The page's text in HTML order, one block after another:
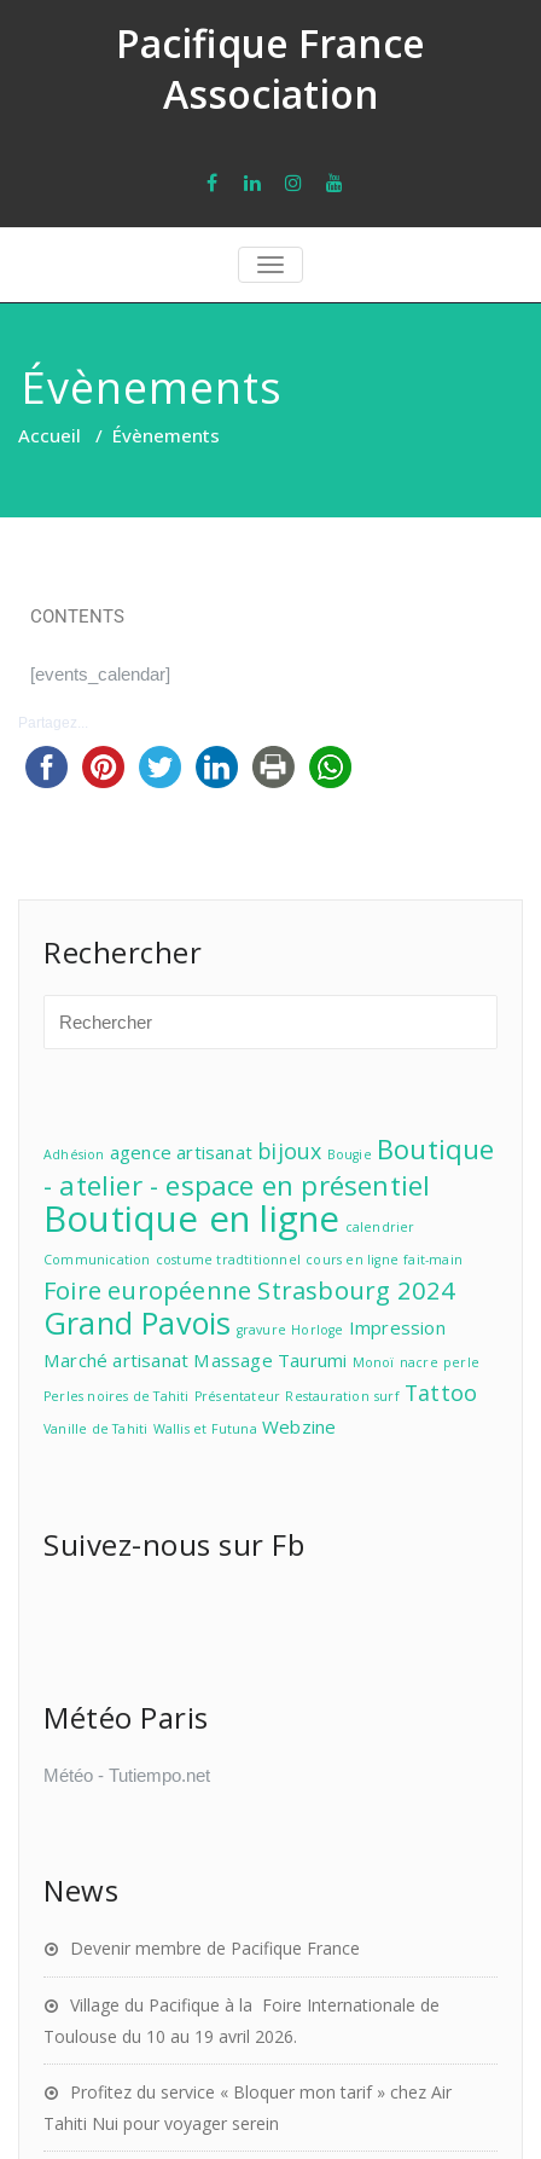
Pacifique France
Association
TOGGLE
NAVIGATION
Évènements
Accueil / Évènements
CONTENTS
[events_calendar]
Partagez...
Rechercher
Adhésion agence artisanat bijoux Bougie Boutique
- atelier - espace en présentiel
Boutique en ligne calendrier
Communication costume tradtitionnel cours en ligne fait-main
Foire européenne Strasbourg 2024
Grand Pavois gravure Horloge Impression
Marché artisanat Massage Taurumi Monoï nacre perle
Perles noires de Tahiti Présentateur Restauration surf Tattoo
Vanille de Tahiti Wallis et Futuna Webzine
Suivez-nous sur Fb
Météo Paris
Météo - Tutiempo.net
News
Devenir membre de Pacifique France
Village du Pacifique à la Foire Internationale de
Toulouse du 10 au 19 avril 2026.
Profitez du service « Bloquer mon tarif » chez Air
Tahiti Nui pour voyager serein